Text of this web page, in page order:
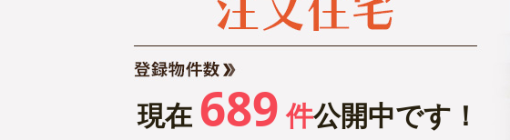
現在 689 件公開中です！